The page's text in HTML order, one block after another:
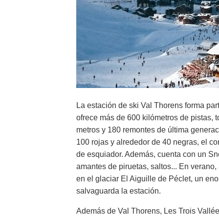
La estación de ski Val Thorens forma
ofrece más de 600 kilómetros de pistas,
metros y 180 remontes de última
100 rojas y alrededor de 40 negras, el
de esquiador. Además, cuenta con un
amantes de piruetas, saltos... En
en el glaciar El Aiguille de Péclet, un
salvaguarda la estación.
Además de Val Thorens, Les Trois